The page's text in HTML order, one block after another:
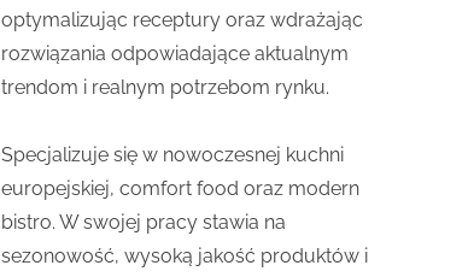
optymalizując receptury oraz wdrażając
rozwiązania odpowiadające aktualnym
trendom i realnym potrzebom rynku.
Specjalizuje się w nowoczesnej kuchni
europejskiej, comfort food oraz modern
bistro. W swojej pracy stawia na
sezonowość, wysoką jakość produktów i